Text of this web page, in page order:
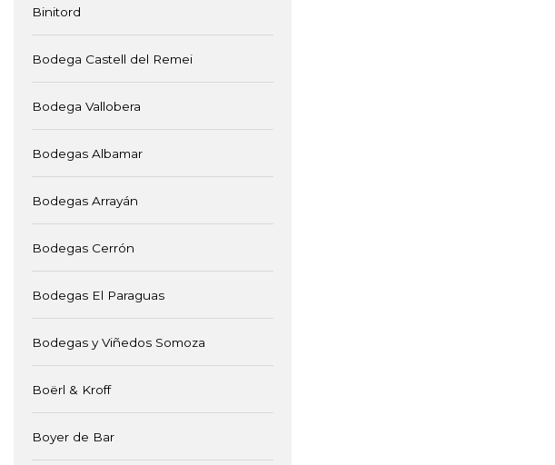
Binitord
Bodega Castell del Remei
Bodega Vallobera
Bodegas Albamar
Bodegas Arrayán
Bodegas Cerrón
Bodegas El Paraguas
Bodegas y Viñedos Somoza
Boërl & Kroff
Boyer de Bar